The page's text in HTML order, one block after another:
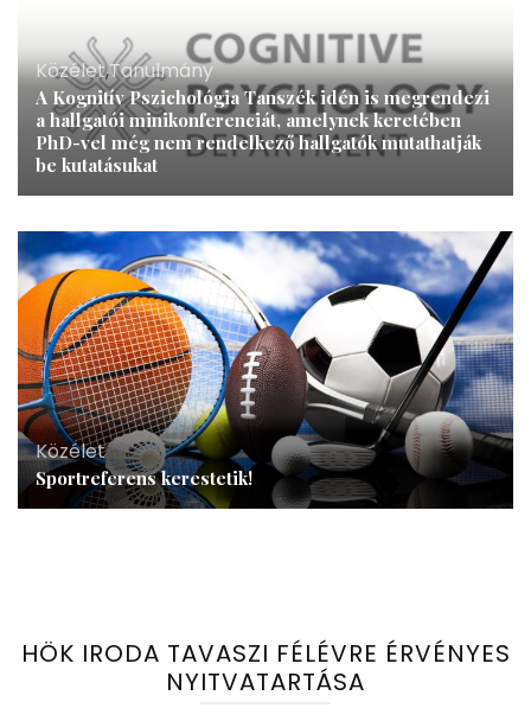
Közélet,Tanulmány
A Kognitív Pszichológia Tanszék idén is megrendezi
a hallgatói minikonferenciát, amelynek keretében
PhD-vel még nem rendelkező hallgatók mutathatják
be kutatásukat
Közélet
Sportreferens kerestetik!
HÖK IRODA TAVASZI FÉLÉVRE ÉRVÉNYES
NYITVATARTÁSA